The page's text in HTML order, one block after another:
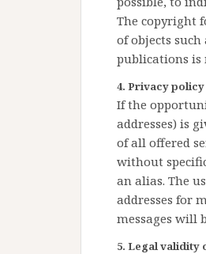
The copyright
of objects
publications is
4. Privacy policy
If the
addresses) is
of all offered
without
an alias. The
addresses for
messages will
5. Legal validity